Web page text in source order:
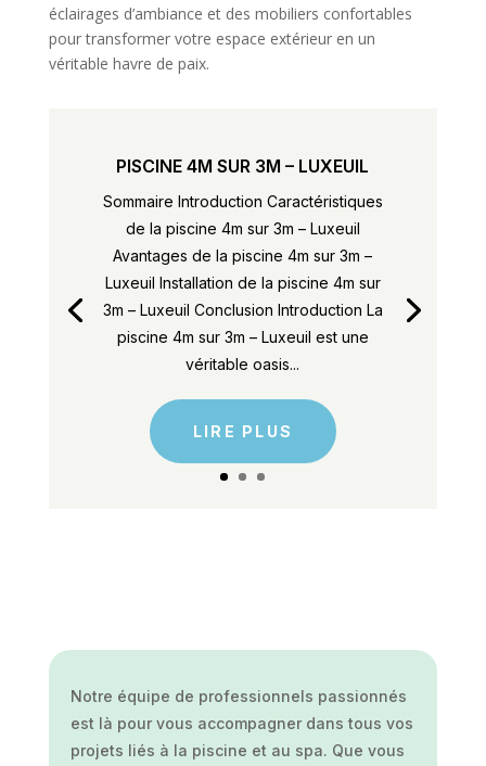
éclairages d’ambiance et des mobiliers confortables
pour transformer votre espace extérieur en un
véritable havre de paix.
PISCINE 4M SUR 3M – LUXEUIL
Sommaire Introduction Caractéristiques
de la piscine 4m sur 3m – Luxeuil
Avantages de la piscine 4m sur 3m –
Luxeuil Installation de la piscine 4m sur
3m – Luxeuil Conclusion Introduction La
piscine 4m sur 3m – Luxeuil est une
véritable oasis...
LIRE PLUS
Notre équipe de professionnels passionnés
est là pour vous accompagner dans tous vos
projets liés à la piscine et au spa. Que vous